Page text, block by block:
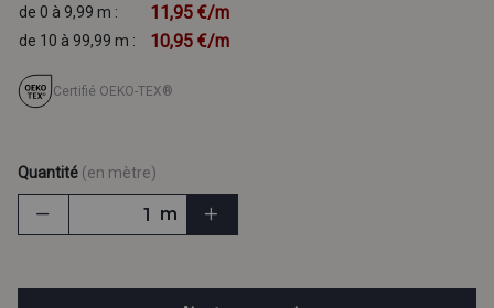
de 0 à 9,99 m :
11,95 €/m
de 10 à 99,99 m : 10,95 €/m
Certifié OEKO-TEX®
Quantité (en mètre)
m